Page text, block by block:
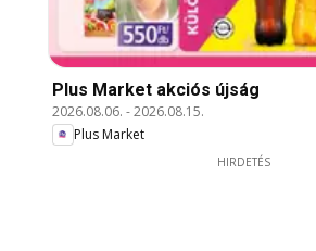
Plus Market akciós újság
2026.08.06. -2026.08.15.
Plus Market
HIRDETÉS